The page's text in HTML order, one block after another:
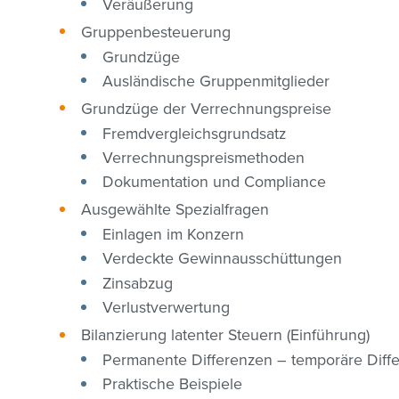
Veräußerung
Gruppenbesteuerung
Grundzüge
Ausländische Gruppenmitglieder
Grundzüge der Verrechnungspreise
Fremdvergleichsgrundsatz
Verrechnungspreismethoden
Dokumentation und Compliance
Ausgewählte Spezialfragen
Einlagen im Konzern
Verdeckte Gewinnausschüttungen
Zinsabzug
Verlustverwertung
Bilanzierung latenter Steuern (Einführung)
Permanente Differenzen – temporäre
Praktische Beispiele